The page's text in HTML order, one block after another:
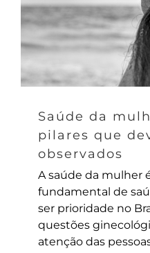
Saúde da
pilares que
observados
A saúde da mulher
fundamental de
ser prioridade no
questões
atenção das